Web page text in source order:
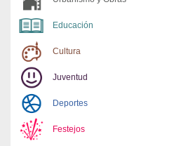
Educación
Cultura
Juventud
Deportes
Festejos